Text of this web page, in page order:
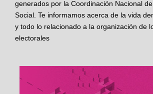
generados por la Coordinación Nacional
Social. Te informamos acerca de la vida
y todo lo relacionado a la organización de
electorales